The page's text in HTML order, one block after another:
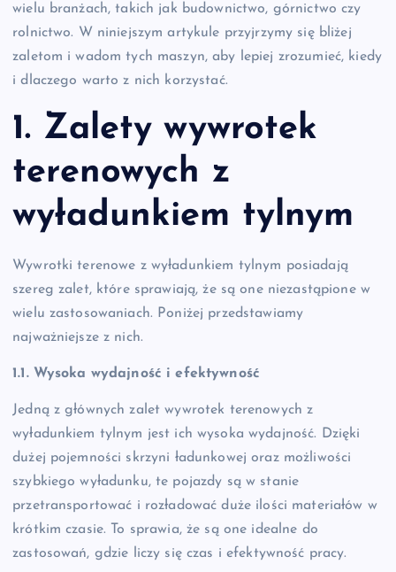
wielu branżach, takich jak budownictwo, górnictwo czy
rolnictwo. W niniejszym artykule przyjrzymy się bliżej
zaletom i wadom tych maszyn, aby lepiej zrozumieć, kiedy
i dlaczego warto z nich korzystać.
1. Zalety wywrotek
terenowych z
wyładunkiem tylnym
Wywrotki terenowe z wyładunkiem tylnym posiadają
szereg zalet, które sprawiają, że są one niezastąpione w
wielu zastosowaniach. Poniżej przedstawiamy
najważniejsze z nich.
1.1. Wysoka wydajność i efektywność
Jedną z głównych zalet wywrotek terenowych z
wyładunkiem tylnym jest ich wysoka wydajność. Dzięki
dużej pojemności skrzyni ładunkowej oraz możliwości
szybkiego wyładunku, te pojazdy są w stanie
przetransportować i rozładować duże ilości materiałów w
krótkim czasie. To sprawia, że są one idealne do
zastosowań, gdzie liczy się czas i efektywność pracy.